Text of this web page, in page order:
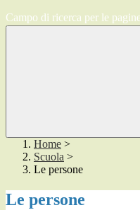
Campo di ricerca per le
Home >
Scuola >
Le persone
Le persone